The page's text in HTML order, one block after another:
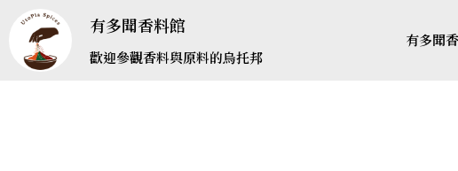
有多聞香料館
歡迎參觀香料與原料的烏托邦
有多聞